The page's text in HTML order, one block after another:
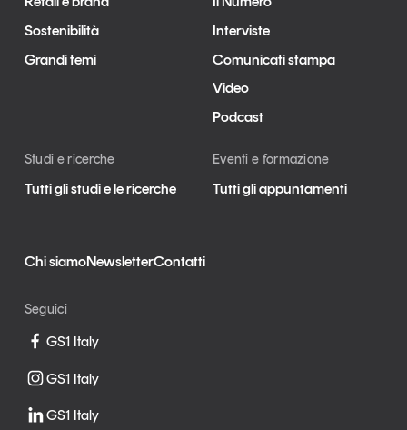
Sostenibilità
Grandi temi
Interviste
Comunicati stampa
Video
Podcast
Studi e ricerche
Tutti gli studi e le ricerche
Eventi e formazione
Tutti gli appuntamenti
Chi siamoNewsletterContatti
Seguici
GS1 Italy
GS1 Italy
GS1 Italy